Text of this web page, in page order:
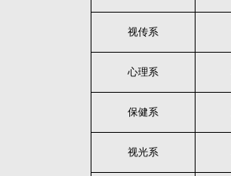
视传系
心理系
保健系
视光系